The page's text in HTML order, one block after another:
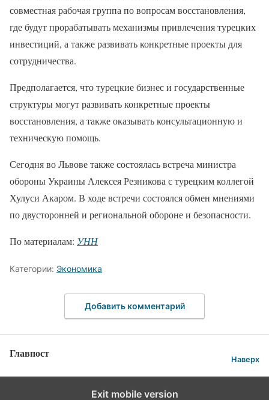
совместная рабочая группа по вопросам восстановления,
где будут прорабатывать механизмы привлечения турецких
инвестиций, а также развивать конкретные проекты для
сотрудничества.
Предполагается, что турецкие бизнес и государственные
структуры могут развивать конкретные проекты
восстановления, а также оказывать консультационную и
техническую помощь.
Сегодня во Львове также состоялась встреча министра
обороны Украины Алексея Резникова с турецким коллегой
Хулуси Акаром. В ходе встречи состоялся обмен мнениями
по двусторонней и региональной обороне и безопасности.
По материалам: УНН
Категории: Экономика
Добавить комментарий
Главпост Наверх
Exit mobile version